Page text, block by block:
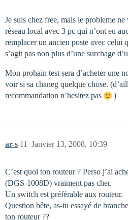
Je suis chez free, mais le probleme
réseau local avec 3 pc qui n’ont eu
remplacer un ancien poste avec celui
s’agit pas non plus d’une surchage
Mon prohain test sera d’acheter une
voir si sa chaneg quelque chose.
recommandation n’hesitez pas
)
ar-s Janvier 13, 2008, 10:39
11
C’est quoi ton routeur ? Perso j’ai
(DGS-1008D) vraiment pas cher.
Un switch est préférable aux routeur.
Question bête, as-tu essayé de
ton routeur ??